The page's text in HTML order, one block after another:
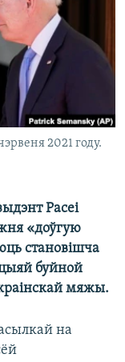
2021 году.
Расеі
«доўгую
становішча
буйной
мяжы.
на